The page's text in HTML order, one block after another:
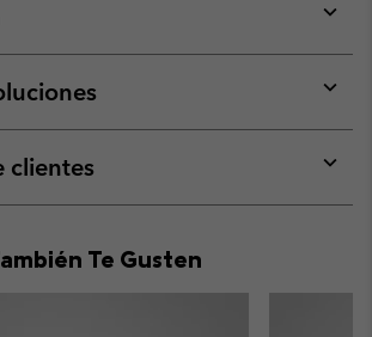
or
or
clientes
or
Te Gusten